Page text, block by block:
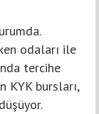
odaları ile
tercihe
KYK bursları,